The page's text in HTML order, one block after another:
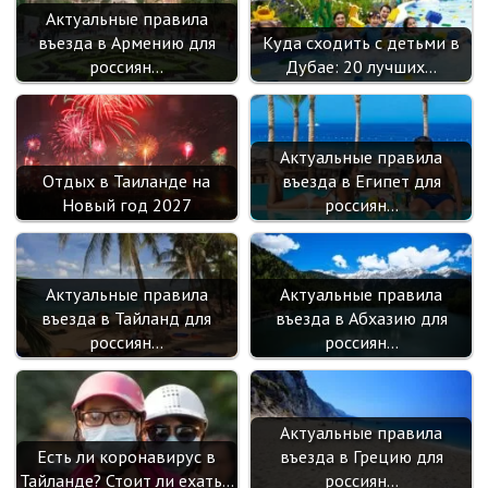
Актуальные правила
въезда в Армению для
россиян…
Куда сходить с детьми в
Дубае: 20 лучших…
Отдых в Таиланде на
Новый год 2027
Актуальные правила
въезда в Египет для
россиян…
Актуальные правила
въезда в Тайланд для
россиян…
Актуальные правила
въезда в Абхазию для
россиян…
Есть ли коронавирус в
Тайланде? Стоит ли ехать…
Актуальные правила
въезда в Грецию для
россиян…